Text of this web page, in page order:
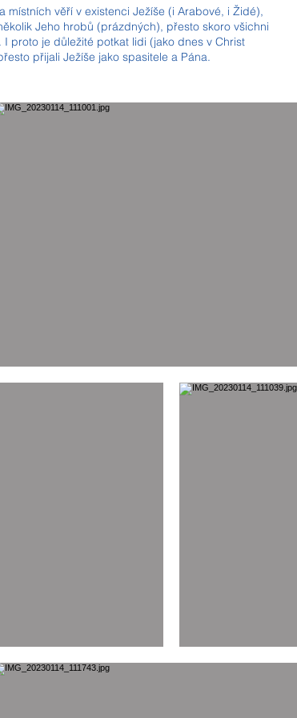
místních věří v existenci Ježíše (i Arabové, i Židé),
Jeho hrobů (prázdných), přesto skoro všichni
I proto je důležité potkat lidi (jako dnes v Christ
přijali Ježíše jako spasitele a Pána.